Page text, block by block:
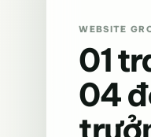
WEBSITE
01
04